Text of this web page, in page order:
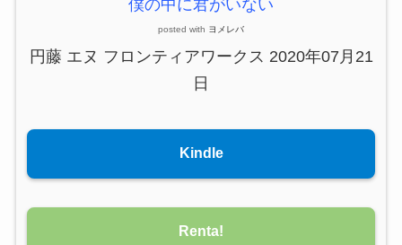
僕の中に君がいない
posted with ヨメレバ
円藤 エヌ フロンティアワークス 2020年07月21
日
Kindle
Renta!